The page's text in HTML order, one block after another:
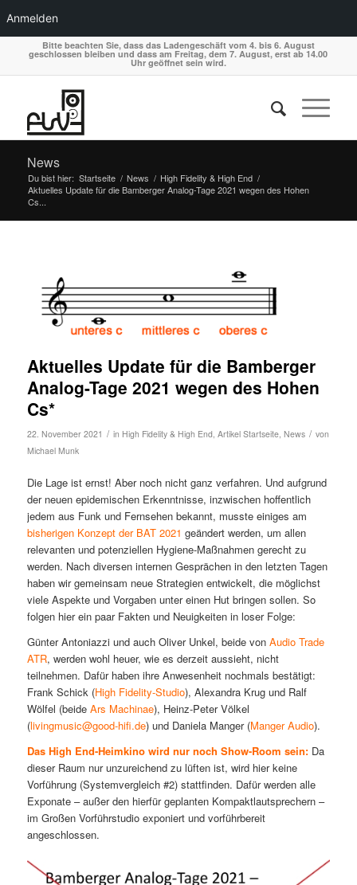
Anmelden
Bitte beachten Sie, dass das Ladengeschäft vom 4. bis 6. August
geschlossen bleiben und dass am Freitag, dem 7. August, erst ab 14.00
Uhr geöffnet sein wird.
News
Du bist hier: Startseite / News / High Fidelity & High End /
Aktuelles Update für die Bamberger Analog-Tage 2021 wegen des Hohen
Cs...
Aktuelles Update für die Bamberger
Analog-Tage 2021 wegen des Hohen
Cs*
22. November 2021 / in High Fidelity & High End, Artikel Startseite, News / von
Michael Munk
Die Lage ist ernst! Aber noch nicht ganz verfahren. Und aufgrund
der neuen epidemischen Erkenntnisse, inzwischen hoffentlich
jedem aus Funk und Fernsehen bekannt, musste einiges am
bisherigen Konzept der BAT 2021 geändert werden, um allen
relevanten und potenziellen Hygiene-Maßnahmen gerecht zu
werden. Nach diversen internen Gesprächen in den letzten Tagen
haben wir gemeinsam neue Strategien entwickelt, die möglichst
viele Aspekte und Vorgaben unter einen Hut bringen sollen. So
folgen hier ein paar Fakten und Neuigkeiten in loser Folge:
Günter Antoniazzi und auch Oliver Unkel, beide von Audio Trade
ATR, werden wohl heuer, wie es derzeit aussieht, nicht
teilnehmen. Dafür haben ihre Anwesenheit nochmals bestätigt:
Frank Schick (High Fidelity-Studio), Alexandra Krug und Ralf
Wölfel (beide Ars Machinae), Heinz-Peter Völkel
(livingmusic@good-hifi.de) und Daniela Manger (Manger Audio).
Das High End-Heimkino wird nur noch Show-Room sein:Da
dieser Raum nur unzureichend zu lüften ist, wird hier keine
Vorführung (Systemvergleich #2) stattfinden. Dafür werden alle
Exponate – außer den hierfür geplanten Kompaktlautsprechern –
im Großen Vorführstudio exponiert und vorführbereit
angeschlossen.